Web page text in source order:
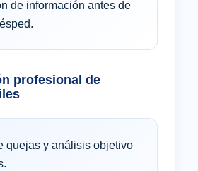
de información antes de
profesional de
quejas y análisis objetivo